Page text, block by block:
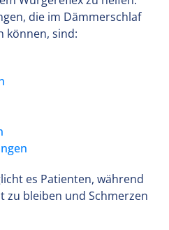
die im Dämmerschlaf
können, sind:
es Patienten, während
zu bleiben und Schmerzen